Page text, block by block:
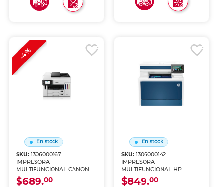
En stock
SKU:1306000167
IMPRESORA
MULTIFUNCIONAL CANON
GX7110 TANQUE DE TINTA
(IMPRIME, COPIA Y
$689.00
-4%
En stock
SKU: 1306000142
IMPRESORA
MULTIFUNCIONAL HP
4303FDW LASER (IMPRIME,
COPIA Y ESCANEA)
$849.00